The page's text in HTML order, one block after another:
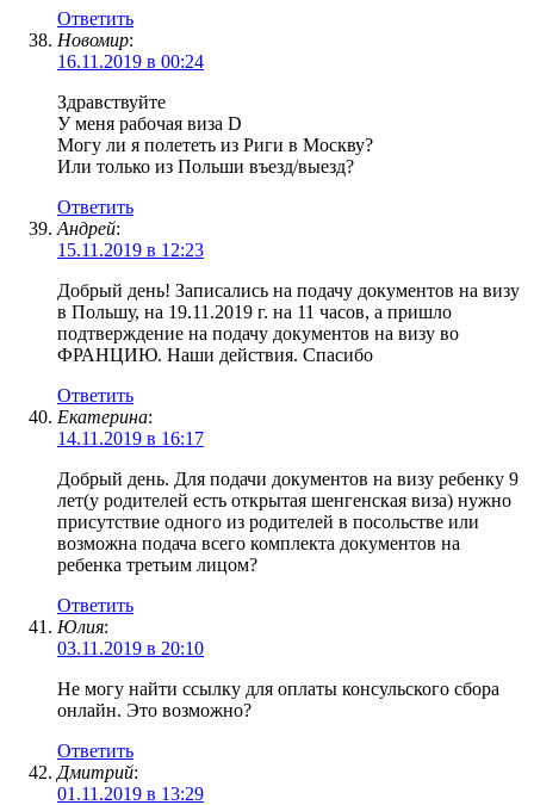
Ответить
Новомир:
16.11.2019 в 00:24
Здравствуйте
У меня рабочая виза D
Могу ли я полететь из Риги в Москву?
Или только из Польши въезд/выезд?
Ответить
Андрей:
15.11.2019 в 12:23
Добрый день! Записались на подачу документов на визу
в Польшу, на 19.11.2019 г. на 11 часов, а пришло
подтверждение на подачу документов на визу во
ФРАНЦИЮ. Наши действия. Спасибо
Ответить
Екатерина:
14.11.2019 в 16:17
Добрый день. Для подачи документов на визу ребенку 9
лет(у родителей есть открытая шенгенская виза) нужно
присутствие одного из родителей в посольстве или
возможна подача всего комплекта документов на
ребенка третьим лицом?
Ответить
Юлия:
03.11.2019 в 20:10
Не могу найти ссылку для оплаты консульского сбора
онлайн. Это возможно?
Ответить
Дмитрий:
01.11.2019 в 13:29